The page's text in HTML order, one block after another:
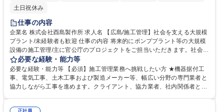
土日祝休み
仕事の内容
企業名 株式会社酉島製作所 求人名 【広島/施工管理】社会を支える大規模
プラント/未経験者も歓迎 仕事の内容 将来的にポンププラント等の大規模
設備の施工管理/主に官公庁のプロジェクトをご担当いただきます。社会貢
献性が高い事業です。当面はOJT研修を想定しており丁寧にフォローいた
します。 ◎日本中の上・下水道施設や、河川、農林、港湾設備、雨水排水
施設など国内の官公庁プロジェクトにおける工事全体の管理■ポンプはプ
ラントの基幹装置でハイテクポンプメーカーであるため元請けとして、プ
必要な経験・能力等
必要な経験・能力等 【必須】施工管理業務へ挑戦したい方 ★機器据付工
事、電気工事、土木工事および製造メーカー等、幅広い分野の専門業者と
協力しながら工事を進めます。クライアント、協力業者、社内関係者とや
正社員